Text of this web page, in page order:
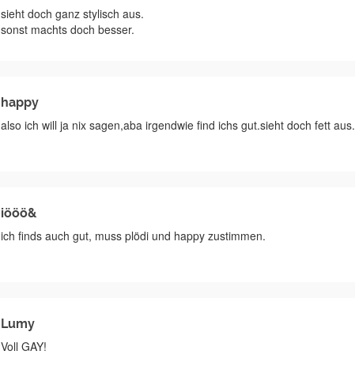
sieht doch ganz stylisch aus.
sonst machts doch besser.
happy
also ich will ja nix sagen,aba irgendwie find ichs gut.sieht doch fett aus.
iööö&
ich finds auch gut, muss plödi und happy zustimmen.
Lumy
Voll GAY!